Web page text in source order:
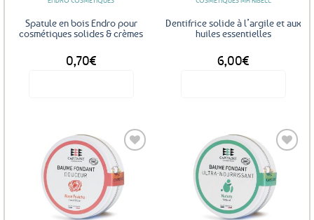
Spatule en bois Endro pour
cosmétiques solides & crèmes
0,70€
Dentifrice solide à l’argile et aux
huiles essentielles
6,00€
Ajouter
Ajouter